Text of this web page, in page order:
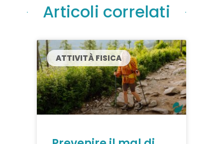
Articoli correlati
ATTIVITÀ FISICA